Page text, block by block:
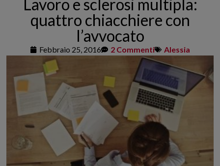
Lavoro e sclerosi multipla:
quattro chiacchiere con
l’avvocato
Febbraio 25, 2016 2 Commenti Alessia